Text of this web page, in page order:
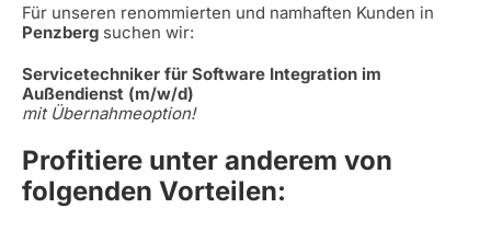
Für unseren renommierten und namhaften Kunden in
Penzberg suchen wir:
Servicetechniker für Software Integration im
Außendienst (m/w/d)
mit Übernahmeoption!
Profitiere unter anderem von
folgenden Vorteilen: